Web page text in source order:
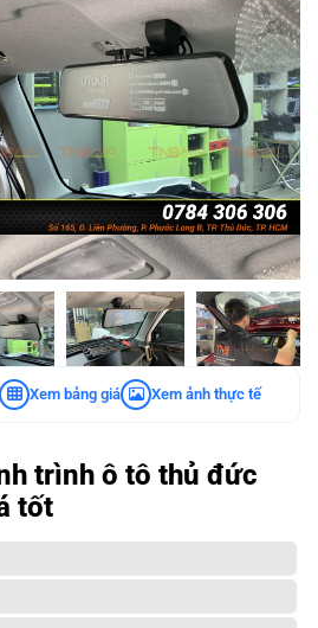
Xem bảng giá Xem ảnh thực tế
trình ô tô thủ đức
tốt